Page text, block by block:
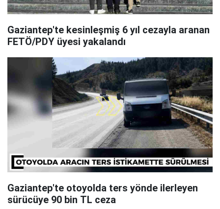
Gaziantep'te kesinleşmiş 6 yıl cezayla aranan
FETÖ/PDY üyesi yakalandı
Gaziantep'te otoyolda ters yönde ilerleyen
sürücüye 90 bin TL ceza